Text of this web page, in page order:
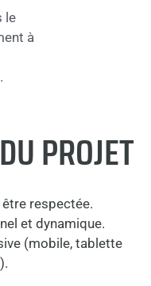
le
à
PROJET
respectée.
et dynamique.
(mobile, tablette